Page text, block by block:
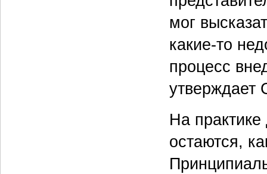
мог
какие-то
процесс
утверждает
На практике
остаются,